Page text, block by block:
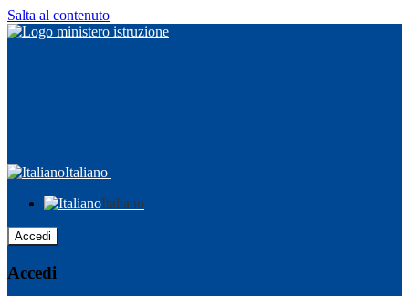
Salta al contenuto
Italiano
Italiano
Accedi
Accedi